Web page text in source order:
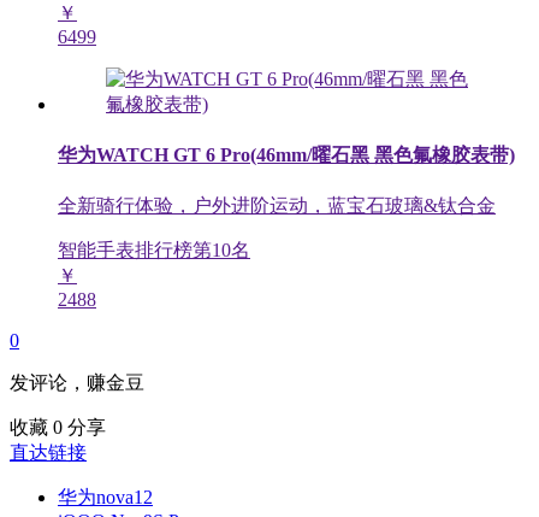
￥
6499
华为WATCH GT 6 Pro(46mm/曜石黑 黑色氟橡胶表带)
全新骑行体验，户外进阶运动，蓝宝石玻璃&钛合金
智能手表排行榜第10名
￥
2488
0
发评论，赚金豆
收藏 0 分享
直达链接
华为nova12